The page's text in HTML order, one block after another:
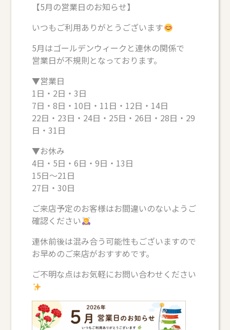
【5月の営業日のお知らせ】
いつもご利用ありがとうございます
5月はゴールデンウィークと連休の関係で
営業日が不規則となっております。
▼営業日
1日・2日・3日
7日・8日・10日・11日・12日・14日
22日・23日・24日・25日・26日・28日・29
日・31日
▼お休み
4日・5日・6日・9日・13日
15日〜21日
27日・30日
ご来店予定のお客様はお間違いのないようご
確認ください
連休前後は混み合う可能性もございますので
お早めのご来店がおすすめです。
ご不明な点はお気軽にお問い合わせください